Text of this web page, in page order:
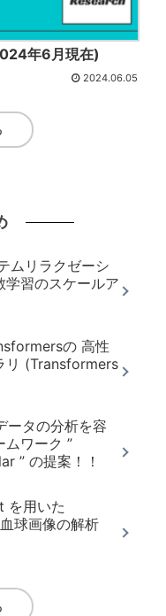
年6月現在)
2024.06.05
ムリラクゼーシ
学習のスケールア
の 高性
リ (Transformers
ータの分析を容
ムワーク ”
” の提案！！
を用いた
球画像の解析